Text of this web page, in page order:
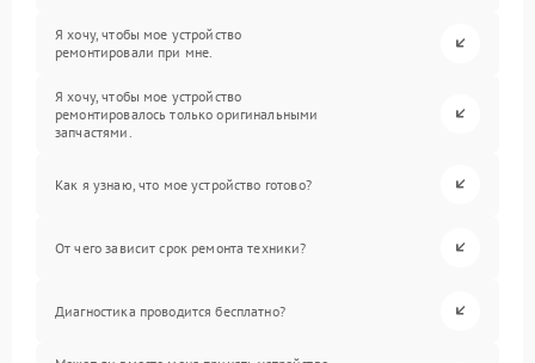
Я хочу, чтобы мое устройство
ремонтировали при мне.
Я хочу, чтобы мое устройство
ремонтировалось только оригинальными
запчастями.
Как я узнаю, что мое устройство готово?
От чего зависит срок ремонта техники?
Диагностика проводится бесплатно?